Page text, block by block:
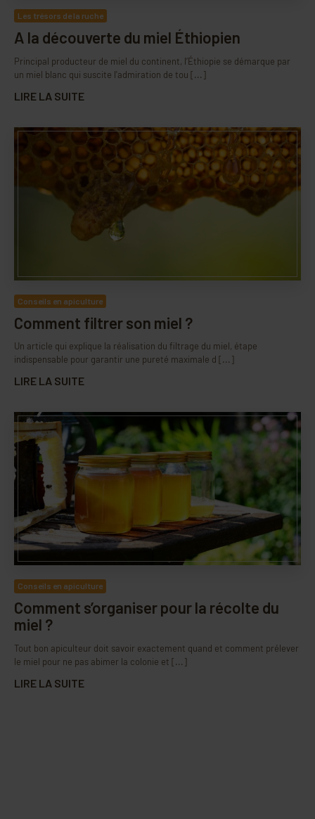
Les trésors de la ruche
A la découverte du miel Éthiopien
Principal producteur de miel du continent, l’Éthiopie se démarque par
un miel blanc qui suscite l'admiration de tou [...]
LIRE LA SUITE
Conseils en apiculture
Comment filtrer son miel ?
Un article qui explique la réalisation du filtrage du miel, étape
indispensable pour garantir une pureté maximale d [...]
LIRE LA SUITE
Conseils en apiculture
Comment s’organiser pour la récolte du
miel ?
Tout bon apiculteur doit savoir exactement quand et comment prélever
le miel pour ne pas abimer la colonie et [...]
LIRE LA SUITE